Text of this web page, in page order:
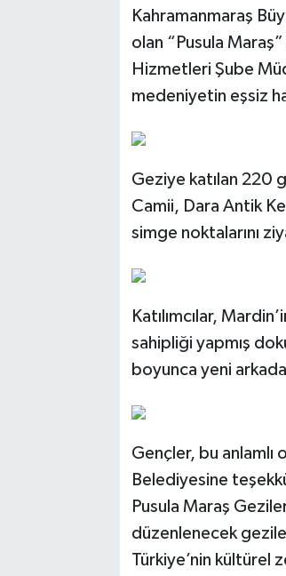
Kahramanmaraş
olan “Pusula
Hizmetleri Şube
medeniyetin eşsiz
Geziye katılan 220
Camii, Dara Antik
simge noktalarını
Katılımcılar,
sahipliği yapmış
boyunca yeni
Gençler, bu anlamlı
Belediyesine
Pusula Maraş
düzenlenecek
Türkiye’nin kültürel